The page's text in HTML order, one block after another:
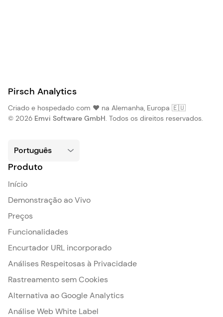
Pirsch Analytics
Criado e hospedado com ❤️ na Alemanha, Europa 🇪🇺
© 2026 Emvi Software GmbH. Todos os direitos reservados.
Produto
Início
Demonstração ao Vivo
Preços
Funcionalidades
Encurtador URL incorporado
Análises Respeitosas à Privacidade
Rastreamento sem Cookies
Alternativa ao Google Analytics
Análise Web White Label